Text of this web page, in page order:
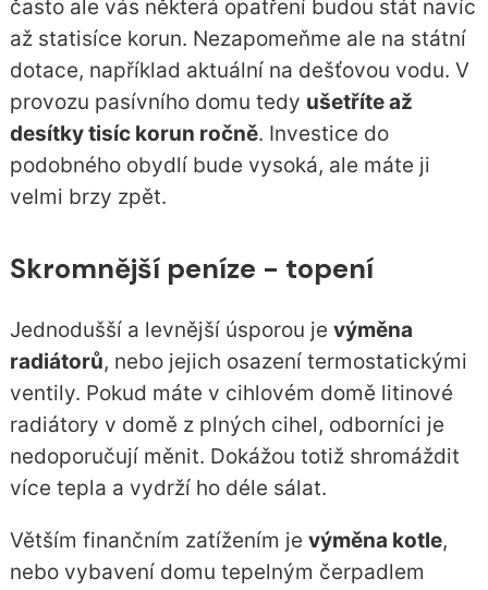
často ale vás některá opatření budou stát navíc
až statisíce korun. Nezapomeňme ale na státní
dotace, například aktuální na dešťovou vodu. V
provozu pasívního domu tedy ušetříte až
desítky tisíc korun ročně. Investice do
podobného obydlí bude vysoká, ale máte ji
velmi brzy zpět.
Skromnější peníze - topení
Jednodušší a levnější úsporou je výměna
radiátorů, nebo jejich osazení termostatickými
ventily. Pokud máte v cihlovém domě litinové
radiátory v domě z plných cihel, odborníci je
nedoporučují měnit. Dokážou totiž shromáždit
více tepla a vydrží ho déle sálat.
Větším finančním zatížením je výměna kotle,
nebo vybavení domu tepelným čerpadlem